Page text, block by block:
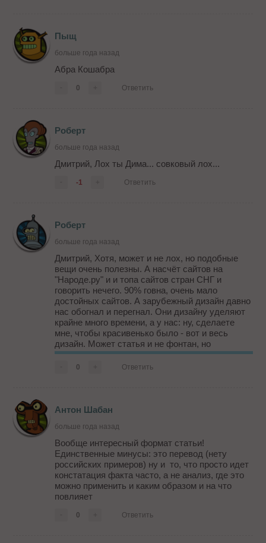
Пыщ
больше года назад
Абра Кошабра
0 Ответить
Роберт
больше года назад
Дмитрий, Лох ты Дима... совковый лох...
-1 Ответить
Роберт
больше года назад
Дмитрий, Хотя, может и не лох, но подобные
вещи очень полезны. А насчёт сайтов на
"Народе.ру" и и топа сайтов стран СНГ и
говорить нечего. 90% говна, очень мало
достойных сайтов. А зарубежный дизайн давно
нас обогнал и перегнал. Они дизайну уделяют
крайне много времени, а у нас: ну, сделаете
мне, чтобы красивенько было - вот и весь
дизайн. Может статья и не фонтан, но
основные идеи в ней показаны, а главное
направление , в котором стоит мыслить и,
0 Ответить
Антон Шабан
больше года назад
Вообще интересный формат статьи!
Единственные минусы: это перевод (нету
российских примеров) ну и то, что просто идет
констатация факта часто, а не анализ, где это
можно применить и каким образом и на что
повлияет
0 Ответить